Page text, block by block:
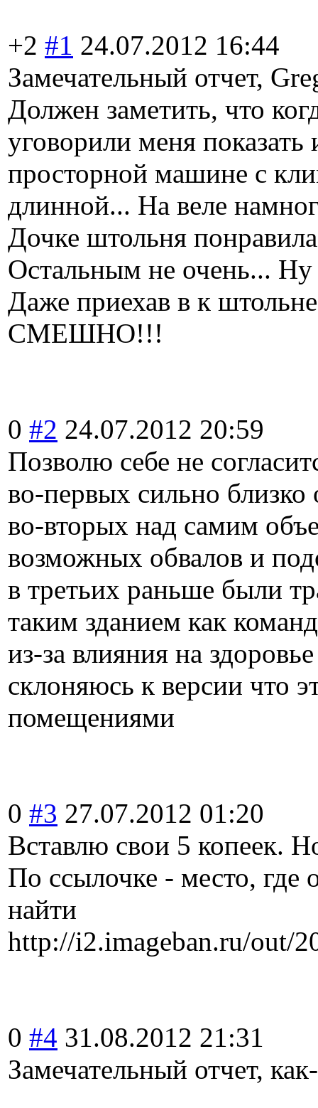
+2 #1 24.07.2012 16:44
Замечательный отчет,
Должен заметить, что
уговорили меня
просторной машине с
длинной... На веле
Дочке штольня
Остальным не очень...
Даже приехав в к
СМЕШНО!!!
0 #2 24.07.2012 20:59
Позволю себе не
во-первых сильно
во-вторых над самим
возможных обвалов и
в третьих раньше были
таким зданием как
из-за влияния на
склоняюсь к версии что
помещениями
0 #3 27.07.2012 01:20
Вставлю свои 5 копеек.
По ссылочке - место, где
найти
http://i2.imageban.ru/out/
0 #4 31.08.2012 21:31
Замечательный отчет,